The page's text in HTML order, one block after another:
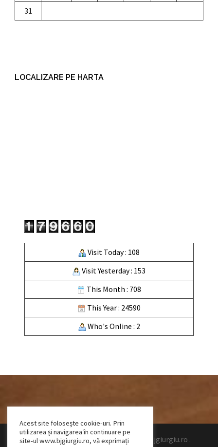
31
LOCALIZARE PE HARTA
Visit Today : 108
Visit Yesterday : 153
This Month : 708
This Year : 24590
Who's Online : 2
Design by Talpeanu Cristian Bogdan www.bjgiurgiu.ro .
Acest site folosește cookie-uri. Prin
utilizarea și navigarea în continuare pe
site-ul www.bjgiurgiu.ro, vă exprimați